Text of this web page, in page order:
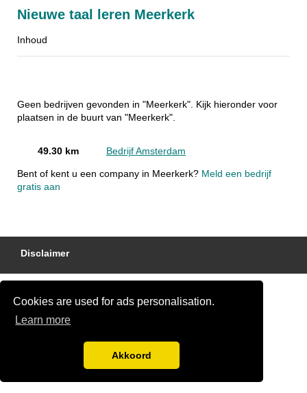
Cookies are used for ads personalisation.
Learn more
Akkoord
Nieuwe taal leren Meerkerk
Inhoud
Geen bedrijven gevonden in "Meerkerk". Kijk hieronder voor
plaatsen in de buurt van "Meerkerk".
49.30 km Bedrijf Amsterdam
Bent of kent u een company in Meerkerk? Meld een bedrijf
gratis aan
Disclaimer